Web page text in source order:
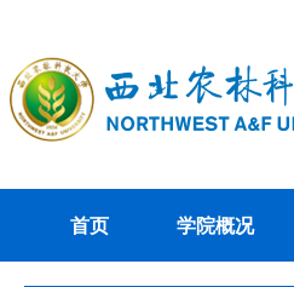
首页 学院概况